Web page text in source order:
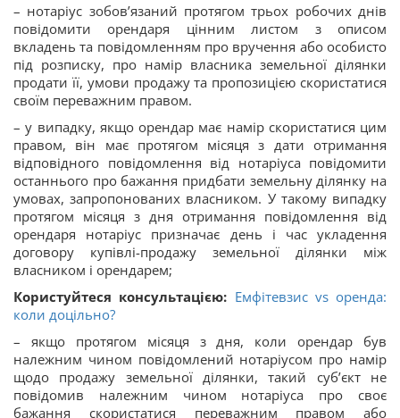
– нотаріус зобов’язаний протягом трьох робочих днів
повідомити орендаря цінним листом з описом
вкладень та повідомленням про вручення або особисто
під розписку, про намір власника земельної ділянки
продати її, умови продажу та пропозицією скористатися
своїм переважним правом.
– у випадку, якщо орендар має намір скористатися цим
правом, він має протягом місяця з дати отримання
відповідного повідомлення від нотаріуса повідомити
останнього про бажання придбати земельну ділянку на
умовах, запропонованих власником. У такому випадку
протягом місяця з дня отримання повідомлення від
орендаря нотаріус призначає день і час укладення
договору купівлі-продажу земельної ділянки між
власником і орендарем;
Користуйтеся консультацією: Емфітевзис vs оренда:
коли доцільно?
– якщо протягом місяця з дня, коли орендар був
належним чином повідомлений нотаріусом про намір
щодо продажу земельної ділянки, такий суб’єкт не
повідомив належним чином нотаріуса про своє
бажання скористатися переважним правом або